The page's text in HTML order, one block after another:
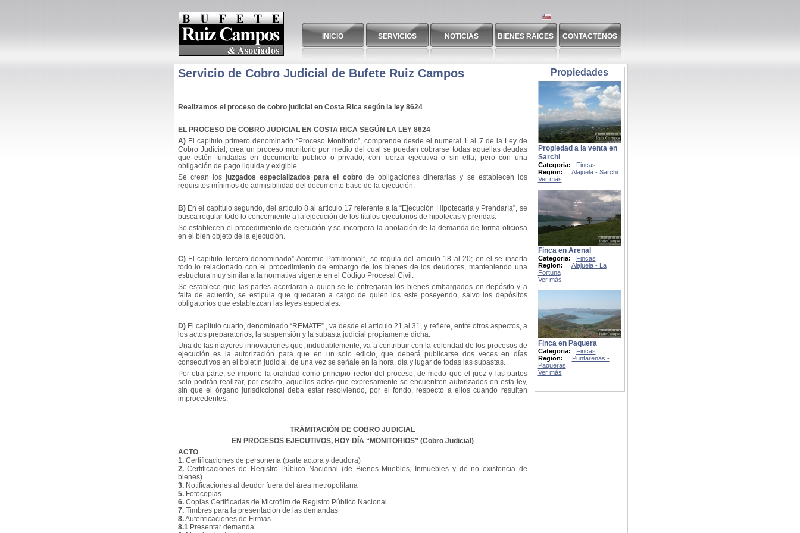
INICIO SERVICIOS NOTICIAS BIENES RAICES CONTACTENOS
Servicio de Cobro Judicial de Bufete Ruiz Campos
Realizamos el proceso de cobro judicial en Costa Rica según la ley 8624
EL PROCESO DE COBRO JUDICIAL EN COSTA RICA SEGÚN LA LEY 8624
A)El capitulo primero denominado “Proceso Monitorio”, comprende desde el numeral 1 al 7 de la Ley de
Cobro Judicial, crea un proceso monitorio por medio del cual se puedan cobrarse todas aquellas deudas
que estén fundadas en documento publico o privado, con fuerza ejecutiva o sin ella, pero con una
obligación de pago liquida y exigible.
Se crean los juzgados especializados para el cobrode obligaciones dinerarias y se establecen los
requisitos mínimos de admisibilidad del documento base de la ejecución.
B)En el capitulo segundo, del articulo 8 al articulo 17 referente a la “Ejecución Hipotecaria y Prendaría”, se
busca regular todo lo concerniente a la ejecución de los títulos ejecutorios de hipotecas y prendas.
Se establecen el procedimiento de ejecución y se incorpora la anotación de la demanda de forma oficiosa
en el bien objeto de la ejecución.
C)El capitulo tercero denominado” Apremio Patrimonial”, se regula del articulo 18 al 20; en el se inserta
todo lo relacionado con el procedimiento de embargo de los bienes de los deudores, manteniendo una
estructura muy similar a la normativa vigente en el Código Procesal Civil.
Se establece que las partes acordaran a quien se le entregaran los bienes embargados en depósito y a
falta de acuerdo, se estipula que quedaran a cargo de quien los este poseyendo, salvo los depósitos
obligatorios que establezcan las leyes especiales.
D)El capitulo cuarto, denominado “REMATE” , va desde el articulo 21 al 31, y refiere, entre otros aspectos, a
los actos preparatorios, la suspensión y la subasta judicial propiamente dicha.
Una de las mayores innovaciones que, indudablemente, va a contribuir con la celeridad de los procesos de
ejecución es la autorización para que en un solo edicto, que deberá publicarse dos veces en días
consecutivos en el boletín judicial, de una vez se señale en la hora, día y lugar de todas las subastas.
Por otra parte, se impone la oralidad como principio rector del proceso, de modo que el juez y las partes
solo podrán realizar, por escrito, aquellos actos que expresamente se encuentren autorizados en esta ley,
sin que el órgano jurisdiccional deba estar resolviendo, por el fondo, respecto a ellos cuando resulten
improcedentes.
TRÁMITACIÓN DE COBRO JUDICIAL
EN PROCESOS EJECUTIVOS, HOY DÍA “MONITORIOS” (Cobro Judicial)
ACTO
1.Certificaciones de personería (parte actora y deudora)
2.Certificaciones de Registro Público Nacional (de Bienes Muebles, Inmuebles y de no existencia de
bienes)
3.Notificaciones al deudor fuera del área metropolitana
5.Fotocopias
6.Copias Certificadas de Microfilm de Registro Público Nacional
7.Timbres para la presentación de las demandas
8.Autenticaciones de Firmas
8.1Presentar demanda
Propiedades
Propiedad a la venta en
Sarchi
Categoria:
Fincas
Region:
Alajuela - Sarchi
Ver más
Finca en Arenal
Categoria:
Fincas
Region:
Alajuela - La
Fortuna
Ver más
Finca en Paquera
Categoria:
Fincas
Region:
Puntarenas -
Paqueras
Ver más